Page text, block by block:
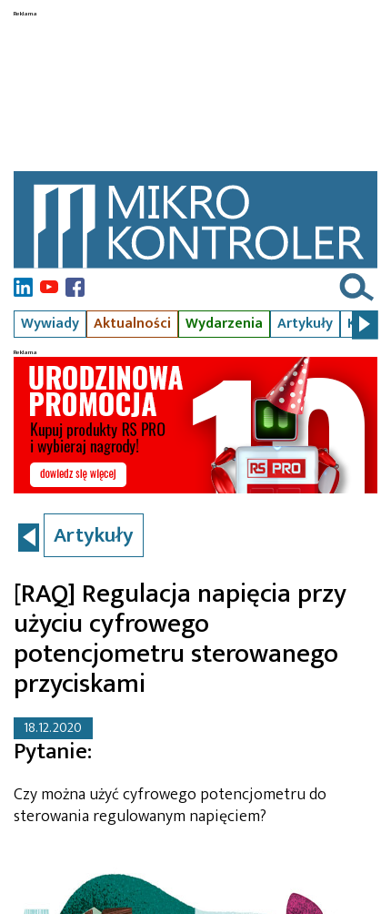
Wywiady Aktualności Wydarzenia Artykuły Kursy
Artykuły
[RAQ] Regulacja napięcia przy
użyciu cyfrowego
potencjometru sterowanego
przyciskami
18.12.2020
Pytanie:
Czy można użyć cyfrowego potencjometru do
sterowania regulowanym napięciem?